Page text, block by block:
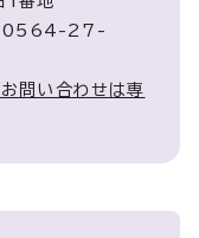
0564-27-
問い合わせは専